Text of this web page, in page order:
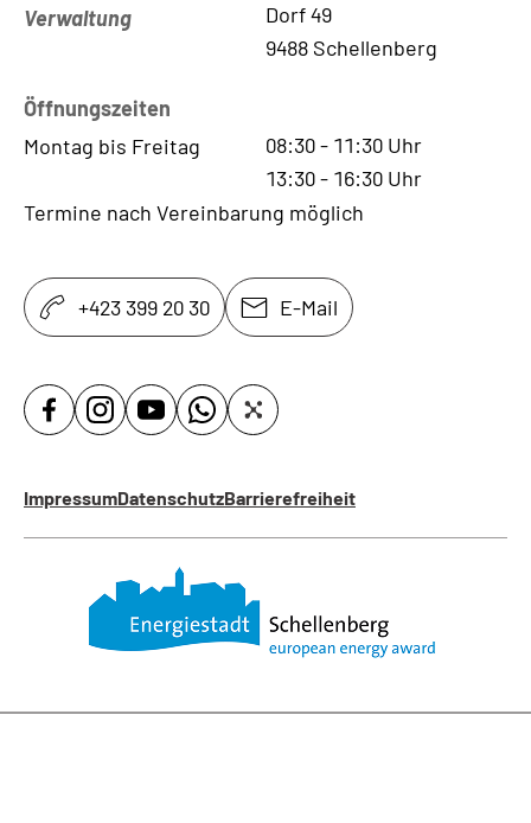
Verwaltung
Dorf 49
9488 Schellenberg
Öffnungszeiten
Montag bis Freitag
08:30- 11:30 Uhr
13:30- 16:30 Uhr
Termine nach Vereinbarung möglich
+423 399 20 30 E-Mail
ImpressumDatenschutzBarrierefreiheit